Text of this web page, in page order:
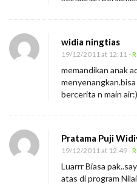
widia ningtias
19/12/2011 at 12:11 -
memandikan anak
bercerita n main
Pratama Puji
19/12/2011 at 12:49-
Luarrr Biasa
atas di program